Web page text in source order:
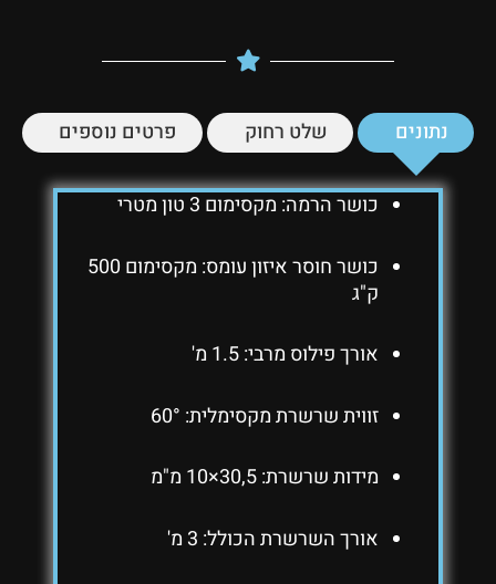
נתונים שלט רחוק פרטים נוספים
כושר הרמה: מקסימום 3 טון מטרי
כושר חוסר איזון עומס: מקסימום 500
ק"ג
אורך פילוס מרבי: 1.5 מ'
זווית שרשרת מקסימלית: 60°
מידות שרשרת: 30,5×10 מ"מ
אורך השרשרת הכולל: 3 מ'